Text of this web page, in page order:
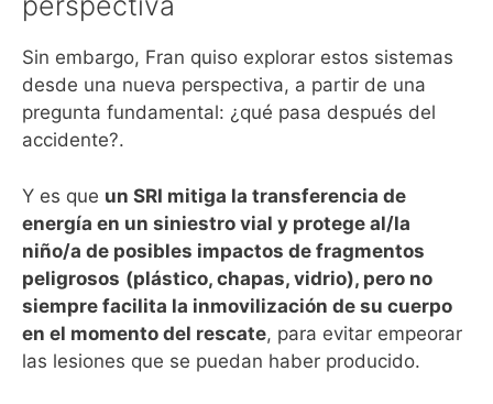
Sin embargo, Fran quiso explorar estos sistemas
desde una nueva perspectiva, a partir de una
pregunta fundamental: ¿qué pasa después del
accidente?.
Y es que un SRI mitiga la transferencia de
energía en un siniestro vial y protege al/la
niño/a de posibles impactos de fragmentos
peligrosos (plástico, chapas, vidrio), pero no
siempre facilita la inmovilización de su cuerpo
en el momento del rescate, para evitar empeorar
las lesiones que se puedan haber producido.